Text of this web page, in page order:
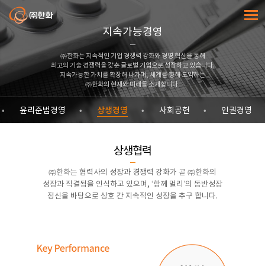
㈜한화 전체
지속가능경영
㈜한화는 지속적인 기업 경쟁력 강화와 경영 혁신을 통해
최고의 기술 경쟁력을 갖춘 글로벌 기업으로 성장하고 있습니다.
지속가능한 가치를 확장해 나가며, 세계를 향해 도약하는
㈜한화의 현재와 미래를 소개합니다.
윤리준법경영 상생경영 사회공헌 인권경영
상생협력
㈜한화는 협력사의 성장과 경쟁력 강화가 곧 ㈜한화의
성장과 직결됨을 인식하고 있으며, ‘함께 멀리’의 동반성장
정신을 바탕으로 상호 간 지속적인 성장을 추구 합니다.